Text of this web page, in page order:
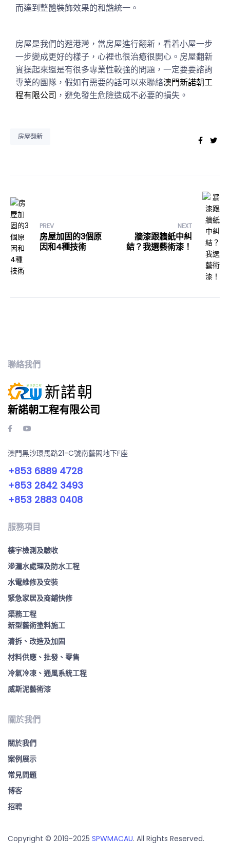
而達到整體裝飾效果的和諧統一。
房屋是我們的避港灣，當房屋進行翻新，看着小屋一步
一步變成更好的樣子，心裡也很治癒很開心。房屋翻新
實操起來還是有很多專業性較強的問題，一定要要諮詢
專業的團隊，假如有需要的話可以來聯絡澳門新諾朝工
程有限公司 ，避免發生危險造成不必要的損失。
房屋翻新
PREV
房屋加固的3個原
因和4種技術
NEXT
牆漆跟牆紙中糾
結？我選藝術漆！
聯絡我們
新諾朝工程有限公司
澳門黑沙環馬路21-C號南藝閣地下F座
+853 6889 4728
+853 2842 3493
+853 2883 0408
服務項目
樓宇檢測及驗收
滲漏水處理及防水工程
水電維修及安裝
緊急家居及商鋪快修
渠務工程
新型藝術塗料施工
清拆、改造及加固
材料供應、批發、零售
冷氣冷凍、通風系統工程
威斯泥藝術漆
關於我們
關於我們
案例展示
常見問題
博客
招聘
Copyright © 2019-2025 SPWMACAU. All Rights Reserved.